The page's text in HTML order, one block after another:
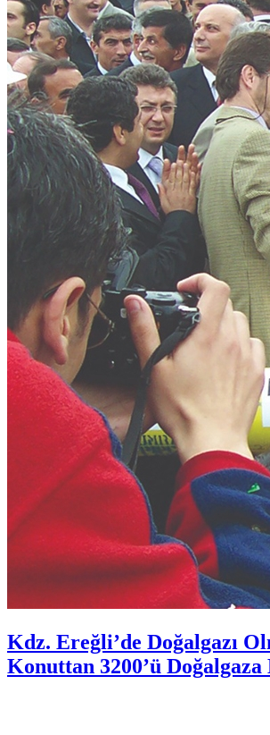
Kdz. Ereğli’de Doğalgazı
Konuttan 3200’ü Doğalgaza